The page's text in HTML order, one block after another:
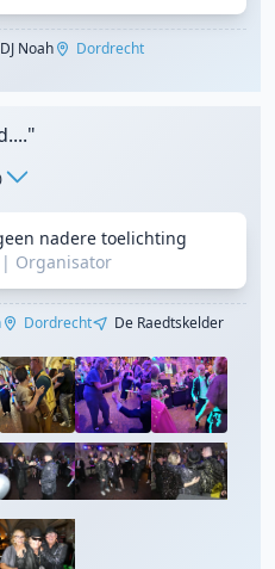
DJ Noah
Dordrecht
nadere toelichting
| Organisator
Dordrecht De Raedtskelder